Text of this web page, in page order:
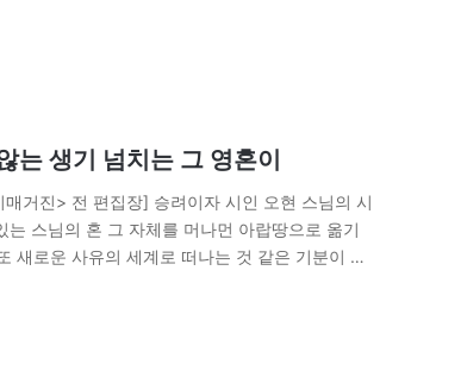
는 생기 넘치는 그 영혼이
거진> 전 편집장] 승려이자 시인 오현 스님의 시
는 스님의 혼 그 자체를 머나먼 아랍땅으로 옮기
새로운 사유의 세계로 떠나는 것 같은 기분이 들